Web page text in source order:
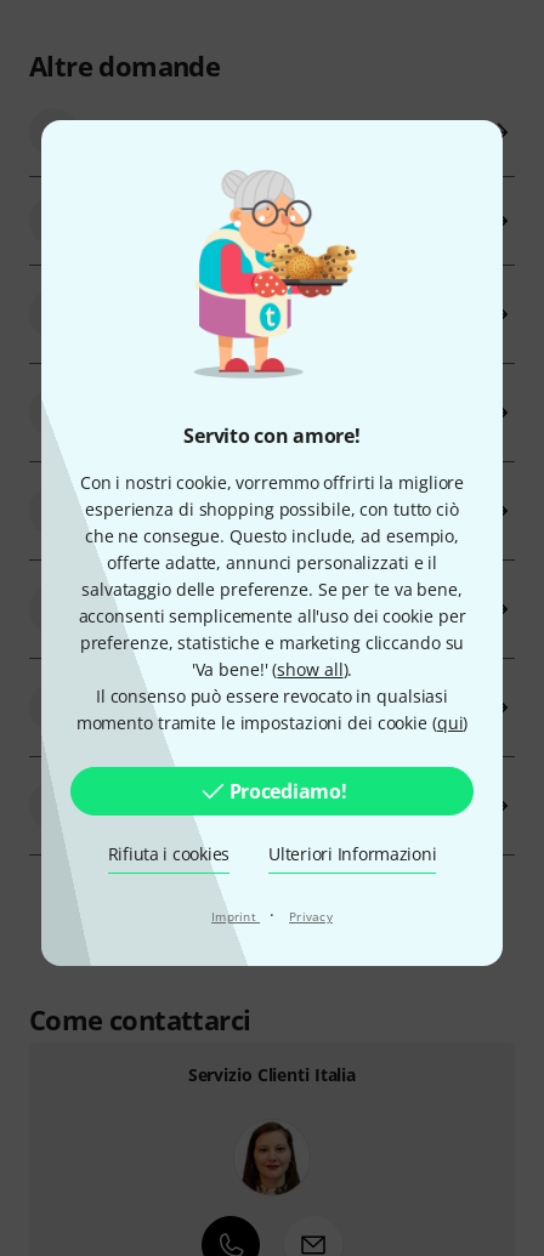
Servito con amore!
Con i nostri cookie, vorremmo offrirti la migliore
esperienza di shopping possibile, con tutto ciò
che ne consegue. Questo include, ad esempio,
offerte adatte, annunci personalizzati e il
salvataggio delle preferenze. Se per te va bene,
acconsenti semplicemente all'uso dei cookie per
preferenze, statistiche e marketing cliccando su
'Va bene!' (show all).
Il consenso può essere revocato in qualsiasi
momento tramite le impostazioni dei cookie (qui)
Procediamo!
Rifiuta i cookies Ulteriori Informazioni
Imprint · Privacy
Altre domande
1
Quali sono i costi di trasporto?
Posso avere la mia spedizione ad un
indirizzo diverso?
4
trasporto?
I prodotti vengono controllati prima di
essere spediti?
Tutti gli articoli vengono spediti in
un'unica volta?
Esiste un metodo di spedizione più
veloce?
Invio tramite spedizione di merci
pesanti
Tutte le domande
Come contattarci
Servizio Clienti Italia